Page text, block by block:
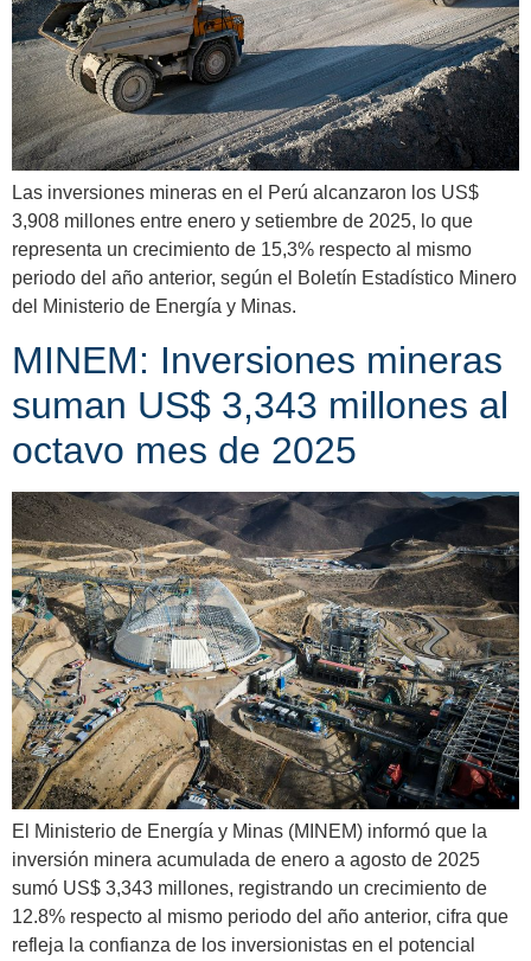
Las inversiones mineras en el Perú alcanzaron los US$
3,908 millones entre enero y setiembre de 2025, lo que
representa un crecimiento de 15,3% respecto al mismo
periodo del año anterior, según el Boletín Estadístico Minero
del Ministerio de Energía y Minas.
MINEM: Inversiones mineras
suman US$ 3,343 millones al
octavo mes de 2025
El Ministerio de Energía y Minas (MINEM) informó que la
inversión minera acumulada de enero a agosto de 2025
sumó US$ 3,343 millones, registrando un crecimiento de
12.8% respecto al mismo periodo del año anterior, cifra que
refleja la confianza de los inversionistas en el potencial